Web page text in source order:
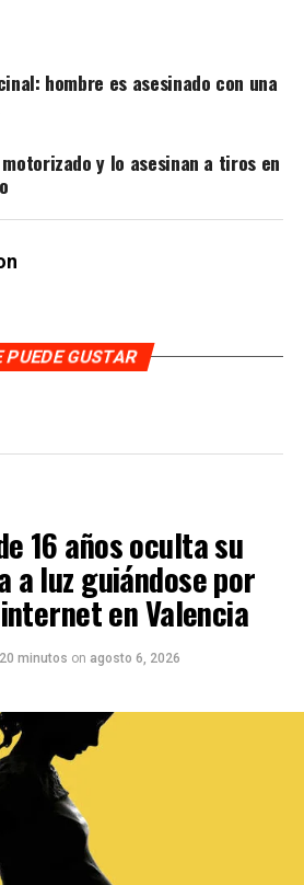
hombre es asesinado con una
y lo asesinan a tiros en
PUEDE GUSTAR
16 años oculta su
a luz guiándose por
en Valencia
minutos on agosto 6, 2026